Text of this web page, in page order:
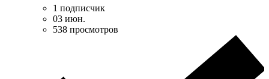
1 подписчик
03 июн.
538 просмотров